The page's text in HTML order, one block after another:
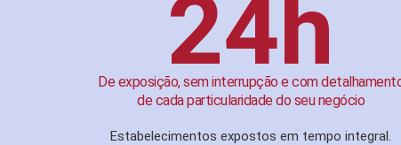
24h
De exposição, sem interrupção e com
de cada particularidade do seu negócio
Estabelecimentos expostos em tempo integral.